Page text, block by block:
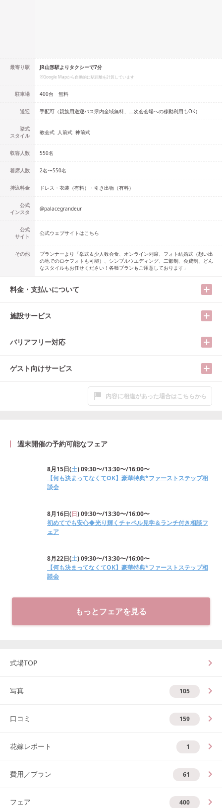
最寄り駅 JR山形駅よりタクシーで7分
※Google Mapから自動的に駅距離を計算しています
駐車場 400台 無料
送迎 手配可（親族用送迎バス県内全域無料、二次会会場への移動利用もOK）
挙式
スタイル
教会式 人前式 神前式
収容人数 550名
着席人数 2名〜550名
持込料金 ドレス・衣装（有料）・引き出物（有料）
公式
インスタ
@palacegrandeur
公式
サイト
公式ウェブサイトはこちら
その他
プランナーより「挙式＆少人数会食、オンライン列席、フォト結婚式（想い出
の地でのロケフォトも可能）、シンプルウエディング、二部制、会費制、どん
なスタイルもお任せください！各種プランもご用意しております」
料金・支払いについて
施設サービス
バリアフリー対応
ゲスト向けサービス
内容に相違があった場合はこちらから
週末開催の予約可能なフェア
8月15日(土)09:30〜/13:30〜/16:00〜
【何も決まってなくてOK】豪華特典*ファーストステップ相
談会
8月16日(日)09:30〜/13:30〜/16:00〜
初めてでも安心◆光り輝くチャペル見学＆ランチ付き相談フ
ェア
8月22日(土)09:30〜/13:30〜/16:00〜
【何も決まってなくてOK】豪華特典*ファーストステップ相
談会
もっとフェアを見る
式場TOP
写真 105
口コミ 159
花嫁レポート 1
費用／プラン 61
フェア 400